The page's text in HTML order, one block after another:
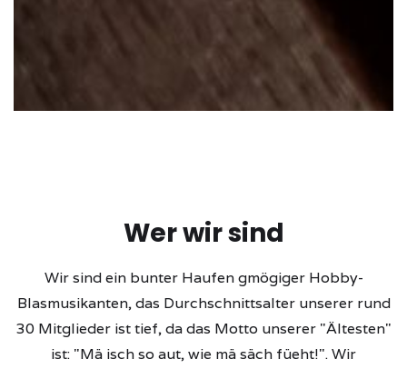
Wer wir sind
Wir sind ein bunter Haufen gmögiger Hobby-
Blasmusikanten, das Durchschnittsalter unserer rund
30 Mitglieder ist tief, da das Motto unserer "Ältesten"
ist: "Mä isch so aut, wie mä säch füeht!". Wir